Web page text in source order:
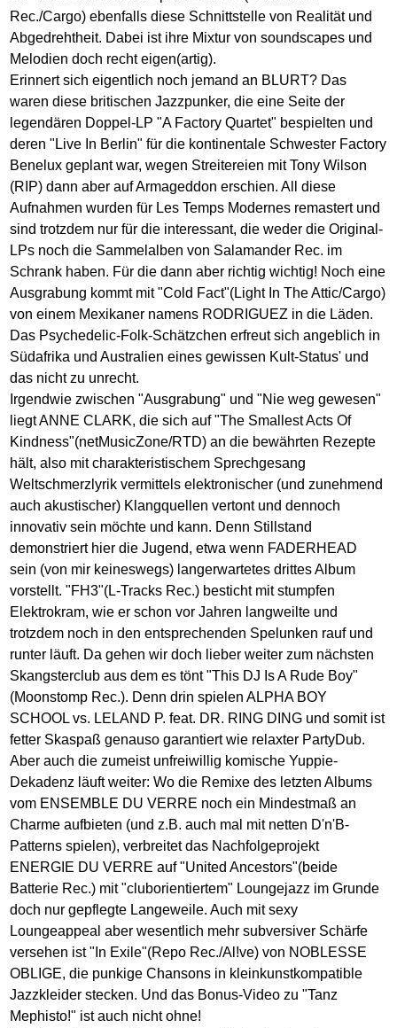
Rec./Cargo) ebenfalls diese Schnittstelle von Realität und
Abgedrehtheit. Dabei ist ihre Mixtur von soundscapes und
Melodien doch recht eigen(artig).
Erinnert sich eigentlich noch jemand an BLURT? Das
waren diese britischen Jazzpunker, die eine Seite der
legendären Doppel-LP "A Factory Quartet" bespielten und
deren "Live In Berlin" für die kontinentale Schwester Factory
Benelux geplant war, wegen Streitereien mit Tony Wilson
(RIP) dann aber auf Armageddon erschien. All diese
Aufnahmen wurden für Les Temps Modernes remastert und
sind trotzdem nur für die interessant, die weder die Original-
LPs noch die Sammelalben von Salamander Rec. im
Schrank haben. Für die dann aber richtig wichtig! Noch eine
Ausgrabung kommt mit "Cold Fact"(Light In The Attic/Cargo)
von einem Mexikaner namens RODRIGUEZ in die Läden.
Das Psychedelic-Folk-Schätzchen erfreut sich angeblich in
Südafrika und Australien eines gewissen Kult-Status' und
das nicht zu unrecht.
Irgendwie zwischen "Ausgrabung" und "Nie weg gewesen"
liegt ANNE CLARK, die sich auf "The Smallest Acts Of
Kindness"(netMusicZone/RTD) an die bewährten Rezepte
hält, also mit charakteristischem Sprechgesang
Weltschmerzlyrik vermittels elektronischer (und zunehmend
auch akustischer) Klangquellen vertont und dennoch
innovativ sein möchte und kann. Denn Stillstand
demonstriert hier die Jugend, etwa wenn FADERHEAD
sein (von mir keineswegs) langerwartetes drittes Album
vorstellt. "FH3"(L-Tracks Rec.) besticht mit stumpfen
Elektrokram, wie er schon vor Jahren langweilte und
trotzdem noch in den entsprechenden Spelunken rauf und
runter läuft. Da gehen wir doch lieber weiter zum nächsten
Skangsterclub aus dem es tönt "This DJ Is A Rude Boy"
(Moonstomp Rec.). Denn drin spielen ALPHA BOY
SCHOOL vs. LELAND P. feat. DR. RING DING und somit ist
fetter Skaspaß genauso garantiert wie relaxter PartyDub.
Aber auch die zumeist unfreiwillig komische Yuppie-
Dekadenz läuft weiter: Wo die Remixe des letzten Albums
vom ENSEMBLE DU VERRE noch ein Mindestmaß an
Charme aufbieten (und z.B. auch mal mit netten D'n'B-
Patterns spielen), verbreitet das Nachfolgeprojekt
ENERGIE DU VERRE auf "United Ancestors"(beide
Batterie Rec.) mit "cluborientiertem" Loungejazz im Grunde
doch nur gepflegte Langeweile. Auch mit sexy
Loungeappeal aber wesentlich mehr subversiver Schärfe
versehen ist "In Exile"(Repo Rec./Al!ve) von NOBLESSE
OBLIGE, die punkige Chansons in kleinkunstkompatible
Jazzkleider stecken. Und das Bonus-Video zu "Tanz
Mephisto!" ist auch nicht ohne!